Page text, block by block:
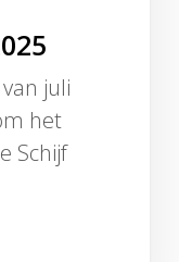
juli
het
Schijf